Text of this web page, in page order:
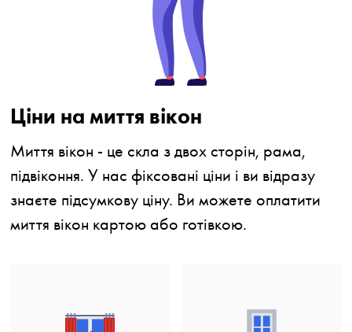
Ціни на миття вікон
Миття вікон - це скла з двох сторін, рама,
підвіконня. У нас фіксовані ціни і ви відразу
знаєте підсумкову ціну. Ви можете оплатити
миття вікон картою або готівкою.